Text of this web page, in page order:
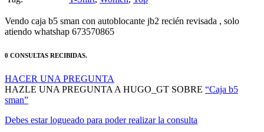
Vendo caja b5 sman con autoblocante jb2 recién revisada , solo
atiendo whatshap 673570865
HAZLE UNA PREGUNTA A HUGO_GT SOBRE
sman”
Debes estar logueado para poder realizar la consulta